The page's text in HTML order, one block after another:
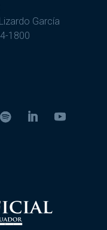
García
1800